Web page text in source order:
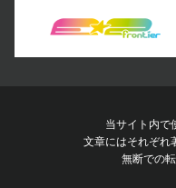
当サイト内で
文章にはそれぞれ
無断での